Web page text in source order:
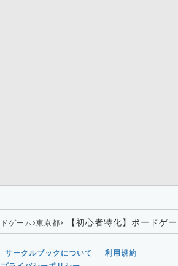
ゲーム ›東京都› 【初心者特化】ボードゲ
サークルブックについて
利用規約